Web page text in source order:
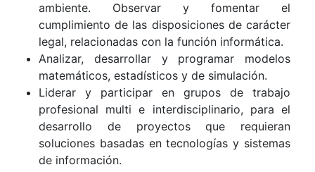
ambiente. Observar y fomentar el
cumplimiento de las disposiciones de carácter
legal, relacionadas con la función informática.
Analizar, desarrollar y programar modelos
matemáticos, estadísticos y de simulación.
Liderar y participar en grupos de trabajo
profesional multi e interdisciplinario, para el
desarrollo de proyectos que requieran
soluciones basadas en tecnologías y sistemas
de información.